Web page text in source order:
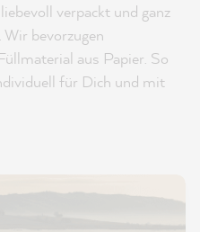
verpackt und ganz
bevorzugen
aus Papier. So
für Dich und mit